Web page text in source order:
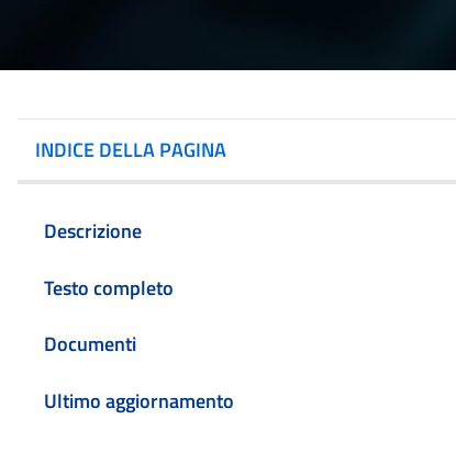
INDICE DELLA PAGINA
Descrizione
Testo completo
Documenti
Ultimo aggiornamento